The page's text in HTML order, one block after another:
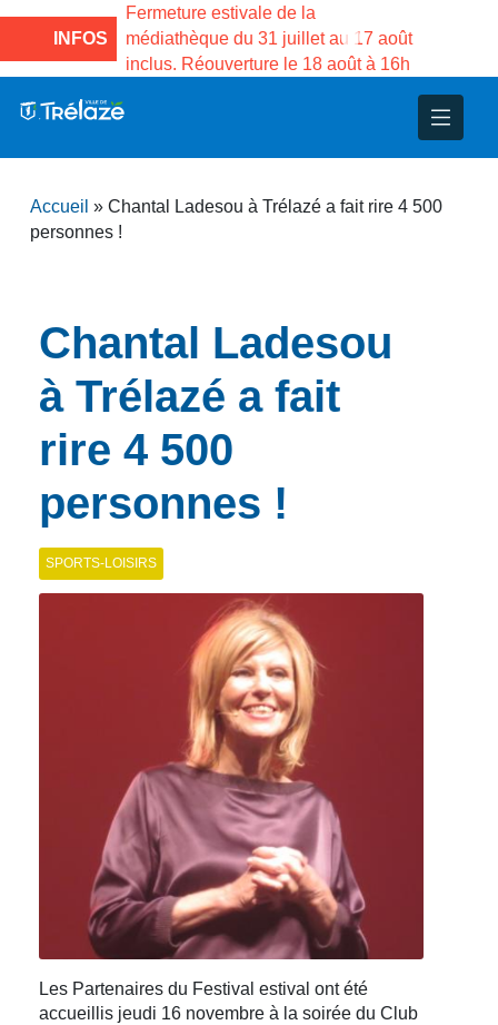
INFOS
la Maison des
de Gama du
Fermeture estivale de la
médiathèque du 31 juillet au 17 août
inclus. Réouverture le 18 août à 16h
et d’animations
Projets
– Jumelage
Accueil » Chantal Ladesou à Trélazé a fait rire 4 500
personnes !
Chantal Ladesou
à Trélazé a fait
rire 4 500
personnes !
SPORTS-LOISIRS
Les Partenaires du Festival estival ont été
accueillis jeudi 16 novembre à la soirée du Club